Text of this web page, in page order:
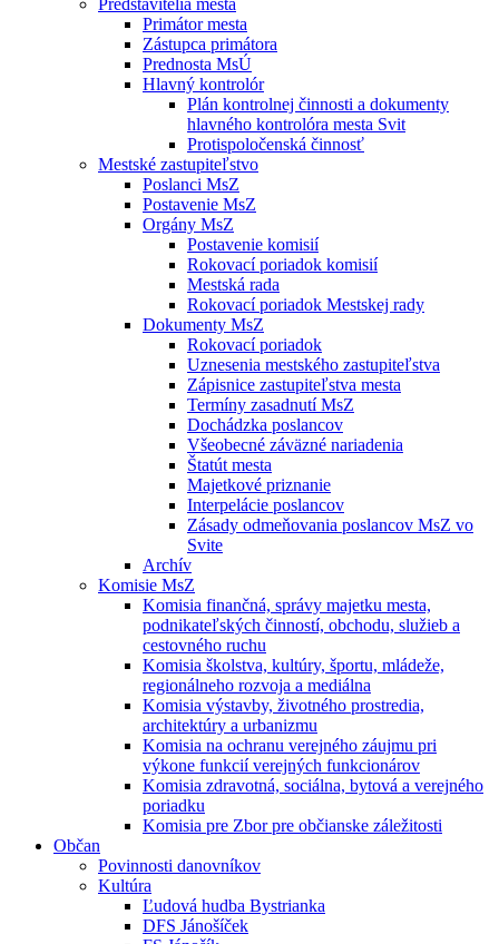
Predstavitelia mesta
Primátor mesta
Zástupca primátora
Prednosta MsÚ
Hlavný kontrolór
Plán kontrolnej činnosti a dokumenty
hlavného kontrolóra mesta Svit
Protispoločenská činnosť
Mestské zastupiteľstvo
Poslanci MsZ
Postavenie MsZ
Orgány MsZ
Postavenie komisií
Rokovací poriadok komisií
Mestská rada
Rokovací poriadok Mestskej rady
Dokumenty MsZ
Rokovací poriadok
Uznesenia mestského zastupiteľstva
Zápisnice zastupiteľstva mesta
Termíny zasadnutí MsZ
Dochádzka poslancov
Všeobecné záväzné nariadenia
Štatút mesta
Majetkové priznanie
Interpelácie poslancov
Zásady odmeňovania poslancov MsZ vo
Svite
Archív
Komisie MsZ
Komisia finančná, správy majetku mesta,
podnikateľských činností, obchodu, služieb a
cestovného ruchu
Komisia školstva, kultúry, športu, mládeže,
regionálneho rozvoja a mediálna
Komisia výstavby, životného prostredia,
architektúry a urbanizmu
Komisia na ochranu verejného záujmu pri
výkone funkcií verejných funkcionárov
Komisia zdravotná, sociálna, bytová a verejného
poriadku
Komisia pre Zbor pre občianske záležitosti
Občan
Povinnosti danovníkov
Kultúra
Ľudová hudba Bystrianka
DFS Jánošíček